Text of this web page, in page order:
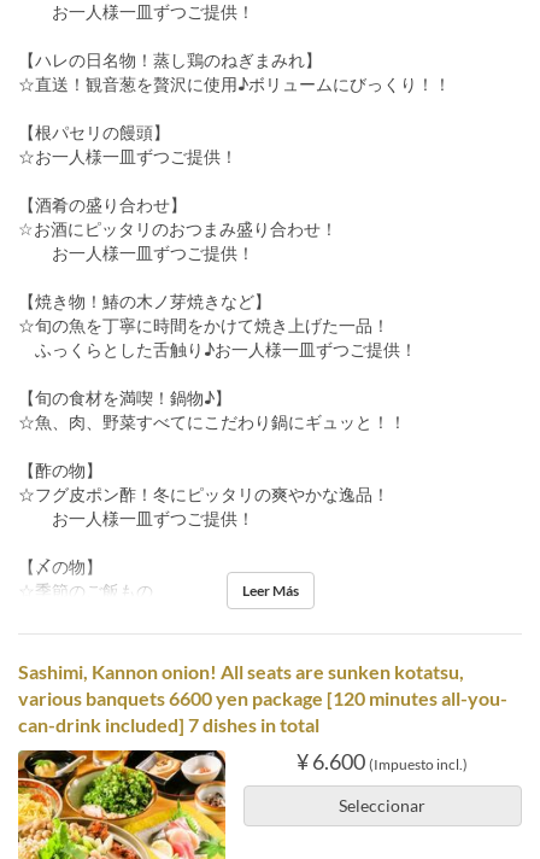
お一人様一皿ずつご提供！
【ハレの日名物！蒸し鶏のねぎまみれ】
☆直送！観音葱を贅沢に使用♪ボリュームにびっくり！！
【根パセリの饅頭】
☆お一人様一皿ずつご提供！
【酒肴の盛り合わせ】
☆お酒にピッタリのおつまみ盛り合わせ！
お一人様一皿ずつご提供！
【焼き物！鰆の木ノ芽焼きなど】
☆旬の魚を丁寧に時間をかけて焼き上げた一品！
ふっくらとした舌触り♪お一人様一皿ずつご提供！
【旬の食材を満喫！鍋物♪】
☆魚、肉、野菜すべてにこだわり鍋にギュッと！！
【酢の物】
☆フグ皮ポン酢！冬にピッタリの爽やかな逸品！
お一人様一皿ずつご提供！
【〆の物】
☆季節のご飯もの
Leer Más
Sashimi, Kannon onion! All seats are sunken kotatsu,
various banquets 6600 yen package [120 minutes all-you-
can-drink included] 7 dishes in total
¥ 6.600 (Impuesto incl.)
Seleccionar